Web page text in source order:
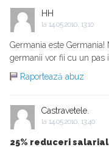
HH
la 14.05.2010, 13:10
Germania este Germania!
germanii vor fii cu un pas
Raportează abuz
Castravetele.
la 14.05.2010, 13:40
25% reduceri